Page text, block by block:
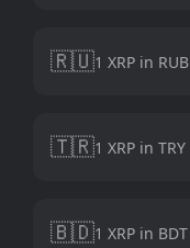
🇷🇺1 XRP in RUB
🇹🇷1 XRP in TRY
🇧🇩1 XRP in BDT